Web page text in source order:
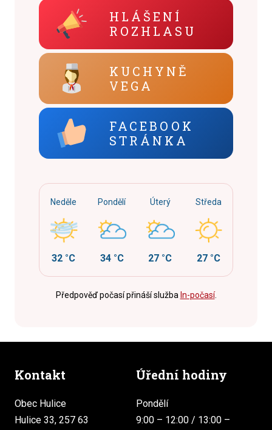
HLÁŠENÍ
ROZHLASU
KUCHYNĚ
VEGA
FACEBOOK
STRÁNKA
Neděle
32 °C
Pondělí
34 °C
Úterý
27 °C
Středa
27 °C
Předpověď počasí přináší služba In-počasí.
Kontakt
Obec Hulice
Hulice 33, 257 63
Úřední hodiny
Pondělí
9:00 – 12:00 / 13:00 –